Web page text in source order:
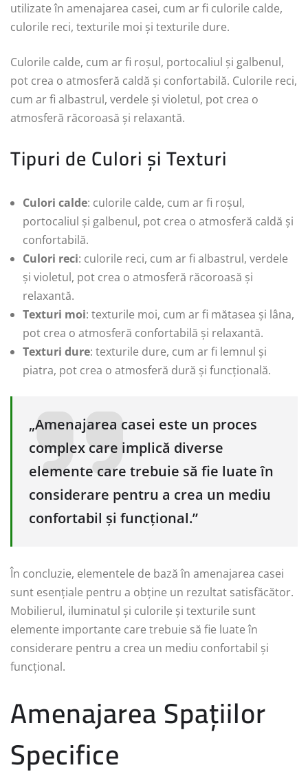
utilizate în amenajarea casei, cum ar fi culorile calde,
culorile reci, texturile moi și texturile dure.
Culorile calde, cum ar fi roșul, portocaliul și galbenul,
pot crea o atmosferă caldă și confortabilă. Culorile reci,
cum ar fi albastrul, verdele și violetul, pot crea o
atmosferă răcoroasă și relaxantă.
Tipuri de Culori și Texturi
Culori calde: culorile calde, cum ar fi roșul,
portocaliul și galbenul, pot crea o atmosferă caldă și
confortabilă.
Culori reci: culorile reci, cum ar fi albastrul, verdele
și violetul, pot crea o atmosferă răcoroasă și
relaxantă.
Texturi moi: texturile moi, cum ar fi mătasea și lâna,
pot crea o atmosferă confortabilă și relaxantă.
Texturi dure: texturile dure, cum ar fi lemnul și
piatra, pot crea o atmosferă dură și funcțională.
„Amenajarea casei este un proces
complex care implică diverse
elemente care trebuie să fie luate în
considerare pentru a crea un mediu
confortabil și funcțional.”
În concluzie, elementele de bază în amenajarea casei
sunt esențiale pentru a obține un rezultat satisfăcător.
Mobilierul, iluminatul și culorile și texturile sunt
elemente importante care trebuie să fie luate în
considerare pentru a crea un mediu confortabil și
funcțional.
Amenajarea Spațiilor
Specifice